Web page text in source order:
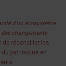
d’un écosystème
des changements
de réconcilier les
du patrimoine en